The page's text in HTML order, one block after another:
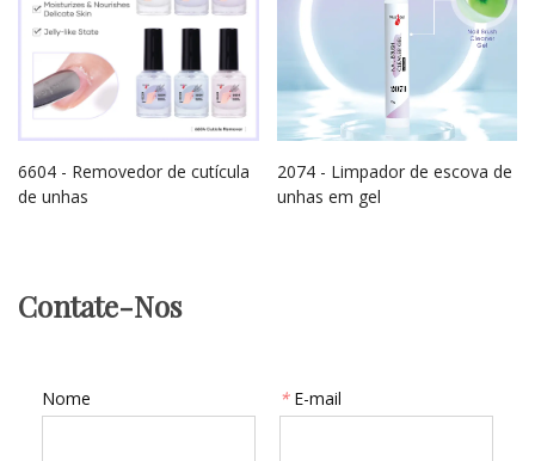
6604 - Removedor de cutícula
de unhas
2074 - Limpador de escova de
unhas em gel
Contate-Nos
Nome * E-mail